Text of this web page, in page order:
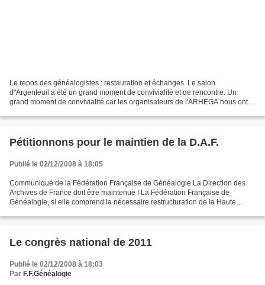
Le repos des généalogistes : restauration et échanges. Le salon
d"Argenteuil a été un grand moment de convivialité et de rencontre. Un
grand moment de convivialité car les organisateurs de l'ARHEGA nous ont
Pétitionnons pour le maintien de la D.A.F.
Publié le 02/12/2008 à 18:05
Communiqué de la Fédération Française de Généalogie La Direction des
Archives de France doit être maintenue ! La Fédération Française de
Généalogie, si elle comprend la nécessaire restructuration de la Haute
Le congrès national de 2011
Publié le 02/12/2008 à 18:03
Par F.F.Généalogie